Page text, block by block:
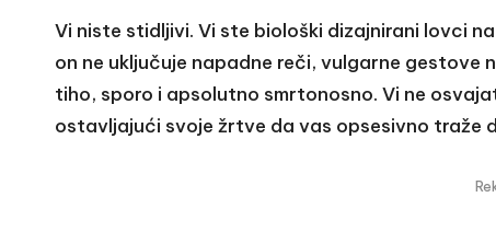
Vi niste stidljivi. Vi ste biološki dizajnirani lovci
on ne uključuje napadne reči, vulgarne gestove
tiho, sporo i apsolutno smrtonosno. Vi ne
ostavljajući svoje žrtve da vas opsesivno traže